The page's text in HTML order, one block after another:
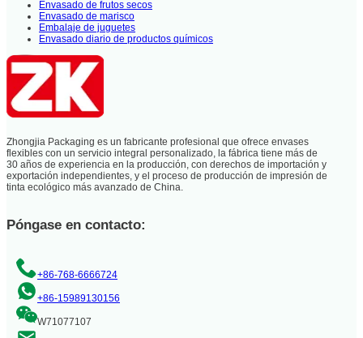
Envasado de frutos secos
Envasado de marisco
Embalaje de juguetes
Envasado diario de productos químicos
Zhongjia Packaging es un fabricante profesional que ofrece envases
flexibles con un servicio integral personalizado, la fábrica tiene más de
30 años de experiencia en la producción, con derechos de importación y
exportación independientes, y el proceso de producción de impresión de
tinta ecológico más avanzado de China.
Póngase en contacto:
+86-768-6666724
+86-15989130156
W71077107